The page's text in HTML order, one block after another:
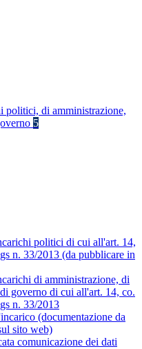
politici, di amministrazione,
5
politici di cui all'art. 14,
n. 33/2013 (da pubblicare in
di amministrazione, di
governo di cui all'art. 14, co.
n. 33/2013
(documentazione da
sito web)
comunicazione dei dati